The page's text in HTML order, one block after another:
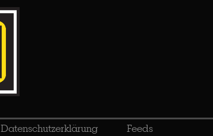
Datenschutzerklärung Feeds